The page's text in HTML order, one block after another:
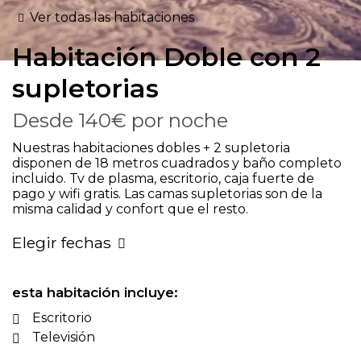
Ver todas las habitaciones
HabitaciónDoble con 2
supletorias
Desde 140€ por noche
Nuestras habitaciones dobles + 2 supletoria
disponen de 18 metros cuadrados y baño completo
incluido. Tv de plasma, escritorio, caja fuerte de
pago y wifi gratis. Las camas supletorias son de la
misma calidad y confort que el resto.
Elegir fechas
esta habitación incluye:
Escritorio
Televisión